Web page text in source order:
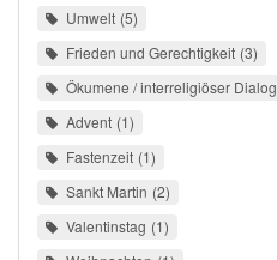
Umwelt 5
Frieden und Gerechtigkeit 3
Ökumene / interreligiöser Dialog
Advent 1
Fastenzeit 1
Sankt Martin 2
Valentinstag 1